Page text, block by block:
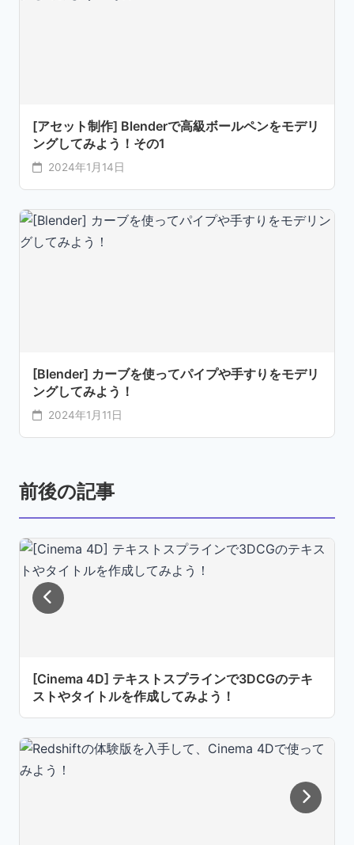
[アセット制作] Blenderで高級ボールペンをモデリ
ングしてみよう！その1
2024年1月14日
[Blender] カーブを使ってパイプや手すりをモデリ
ングしてみよう！
2024年1月11日
前後の記事
[Cinema 4D] テキストスプラインで3DCGのテキ
ストやタイトルを作成してみよう！